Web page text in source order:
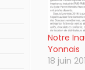
Notre
Yonnais
18 juin